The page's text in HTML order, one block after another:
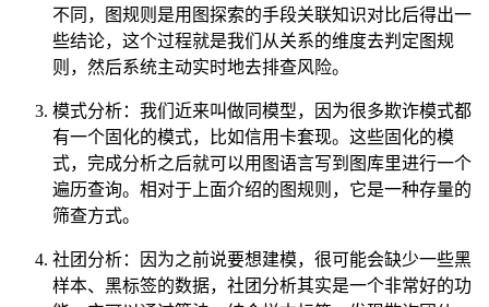
不同，图规则是用图探索的手段关联知识对比后得出一
些结论，这个过程就是我们从关系的维度去判定图规
则，然后系统主动实时地去排查风险。
模式分析：我们近来叫做同模型，因为很多欺诈模式都
有一个固化的模式，比如信用卡套现。这些固化的模
式，完成分析之后就可以用图语言写到图库里进行一个
遍历查询。相对于上面介绍的图规则，它是一种存量的
筛查方式。
社团分析：因为之前说要想建模，很可能会缺少一些黑
样本、黑标签的数据，社团分析其实是一个非常好的功